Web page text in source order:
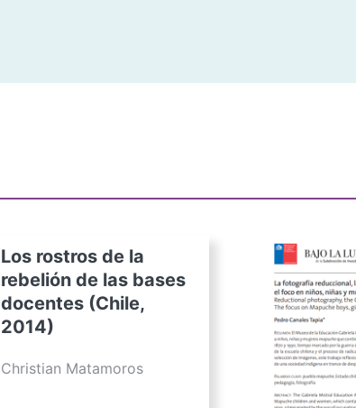
Los rostros de la
rebelión de las bases
docentes (Chile,
2014)
Christian Matamoros